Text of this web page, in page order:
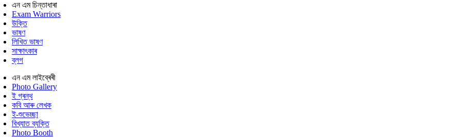
এন এম চিন্তাধাৰা
Exam Warriors
উক্তি
ভাষণ
লিখিত ভাষণ
সাক্ষাৎকাৰ
ব্লগ
এন এম লাইব্ৰেৰী
Photo Gallery
ই গ্ৰন্থ
কবি আৰু লেখক
ই-শুভেচ্ছা
বিখ্যাত ব্যক্তি
Photo Booth